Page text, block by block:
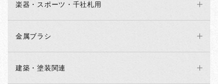
楽器・スポーツ・千社札用
金属ブラシ
建築・塗装関連